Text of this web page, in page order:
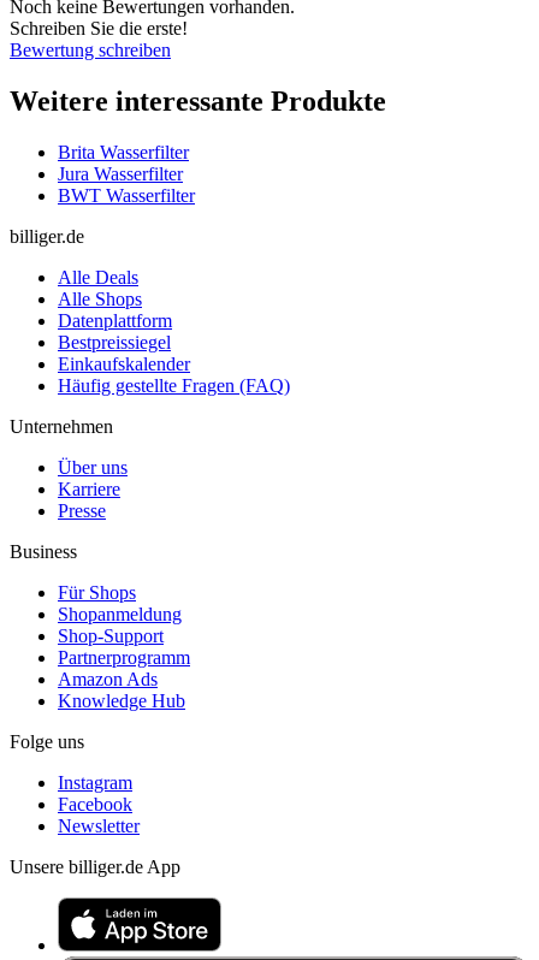
Noch keine Bewertungen vorhanden.
Schreiben Sie die erste!
Bewertung schreiben
Weitere interessante Produkte
Brita Wasserfilter
Jura Wasserfilter
BWT Wasserfilter
billiger.de
Alle Deals
Alle Shops
Datenplattform
Bestpreissiegel
Einkaufskalender
Häufig gestellte Fragen (FAQ)
Unternehmen
Über uns
Karriere
Presse
Business
Für Shops
Shopanmeldung
Shop-Support
Partnerprogramm
Amazon Ads
Knowledge Hub
Folge uns
Instagram
Facebook
Newsletter
Unsere billiger.de App